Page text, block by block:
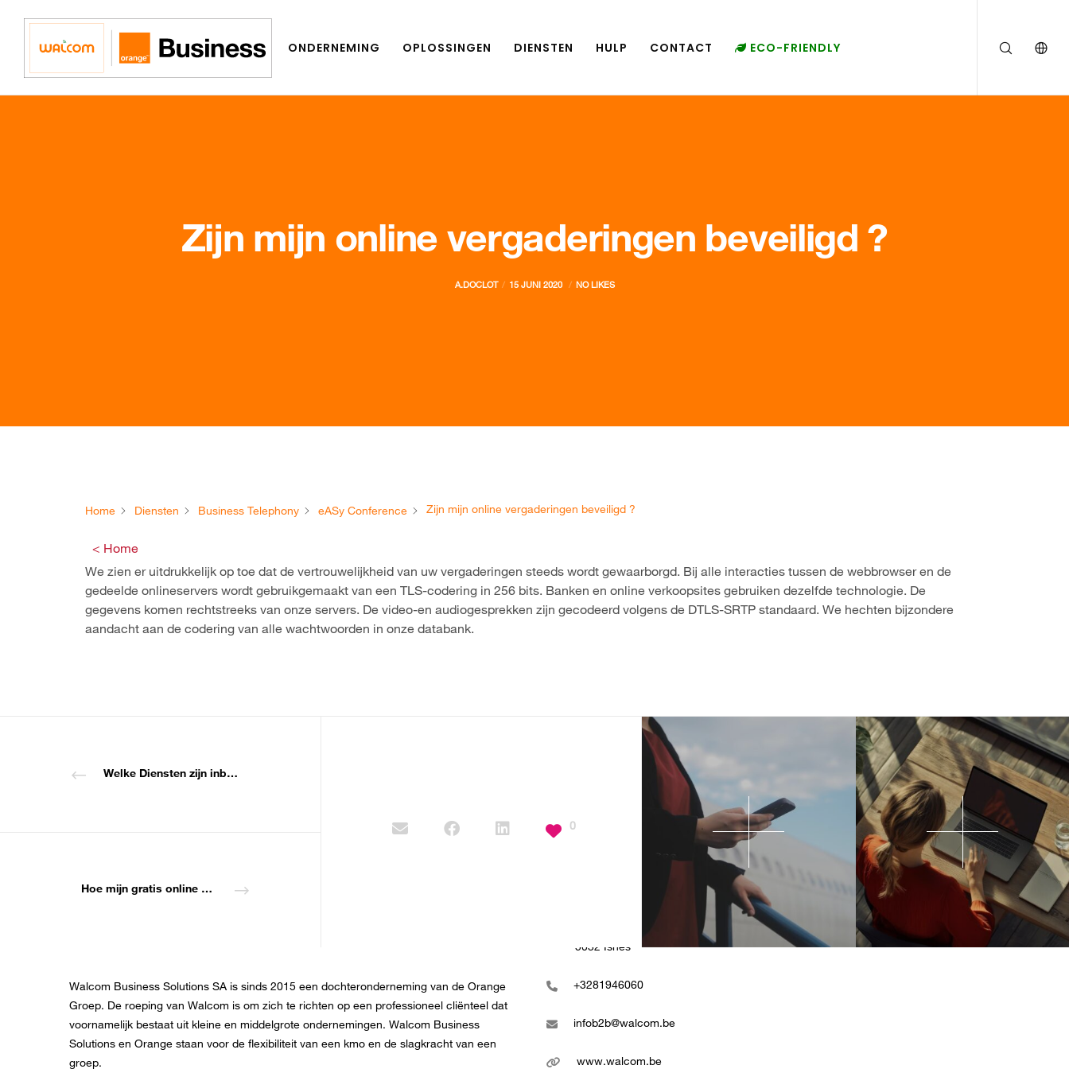
HOME ONDERNEMING OPLOSSINGEN DIENSTEN HULP CONTACT ECO-FRIENDLY
Zijn mijn online vergaderingen beveiligd ?
A.DOCLOT 15 JUNI 2020 NO LIKES
Home Diensten Business Telephony eASy Conference Zijn mijn online vergaderingen beveiligd ?
< Home
We zien er uitdrukkelijk op toe dat de vertrouwelijkheid van uw vergaderingen steeds wordt gewaarborgd. Bij alle interacties tussen de webbrowser en de
gedeelde onlineservers wordt gebruikgemaakt van een TLS-codering in 256 bits. Banken en online verkoopsites gebruiken dezelfde technologie. De
gegevens komen rechtstreeks van onze servers. De video-en audiogesprekken zijn gecodeerd volgens de DTLS-SRTP standaard. We hechten bijzondere
aandacht aan de codering van alle wachtwoorden in onze databank.
Welke Diensten zijn inbebgrepen in mijn 14 dagen gratis proeversie ?
Hoe mijn gratis online vergadering starten?
0
Walcom Business Solutions SA is sinds 2015 een dochteronderneming van de Orange
Groep. De roeping van Walcom is om zich te richten op een professioneel cliënteel dat
voornamelijk bestaat uit kleine en middelgrote ondernemingen. Walcom Business
Solutions en Orange staan voor de flexibiliteit van een kmo en de slagkracht van een
groep.
5032 Isnes
+3281946060
infob2b@walcom.be
www.walcom.be